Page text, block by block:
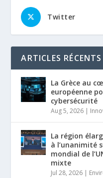
Twitter
ARTICLES RÉCENTS
La Grèce au
européenne
cybersécurité
Aug 5, 2026 |
La région
à l’unanimité
mondial de
mixte
Jul 28, 2026 |